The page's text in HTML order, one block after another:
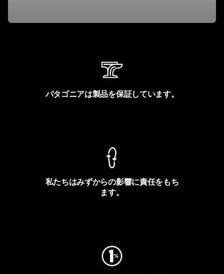
パタゴニアは製品を保証しています。
私たちはみずからの影響に責任をもち
ます。